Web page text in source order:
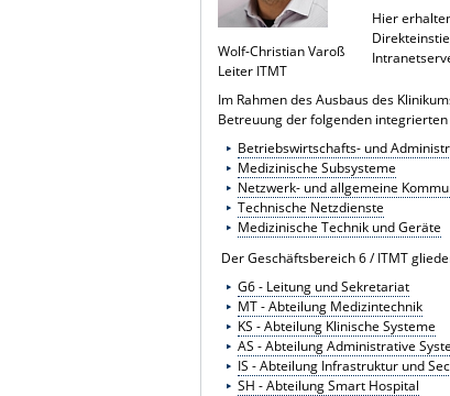
Wolf-Christian Varoß
Leiter ITMT
Hier
Im Rahmen des Ausbaus des
Betreuung der folgenden
Betriebswirtschafts- und
Medizinische Subsysteme
Netzwerk- und allgemeine
Technische Netzdienste
Medizinische Technik und Geräte
Der Geschäftsbereich 6 / ITMT
G6 - Leitung und Sekretariat
MT - Abteilung Medizintechnik
KS - Abteilung Klinische Systeme
AS - Abteilung Administrative
IS - Abteilung Infrastruktur und
SH - Abteilung Smart Hospital